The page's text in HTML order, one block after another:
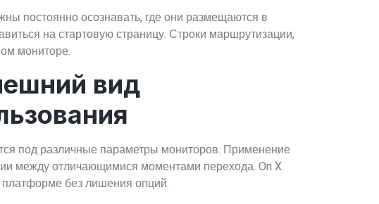
постоянно осознавать, где они размещаются в
на стартовую страницу. Строки маршрутизации,
мониторе.
вид
под различные параметры мониторов. Применение
между отличающимися моментами перехода. On X
платформе без лишения опций.